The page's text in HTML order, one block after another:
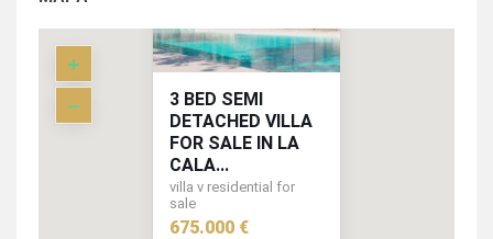
675.000 €
3 BED SEMI
DETACHED VILLA
FOR SALE IN LA
CALA...
villa v residential for
sale
675.000 €